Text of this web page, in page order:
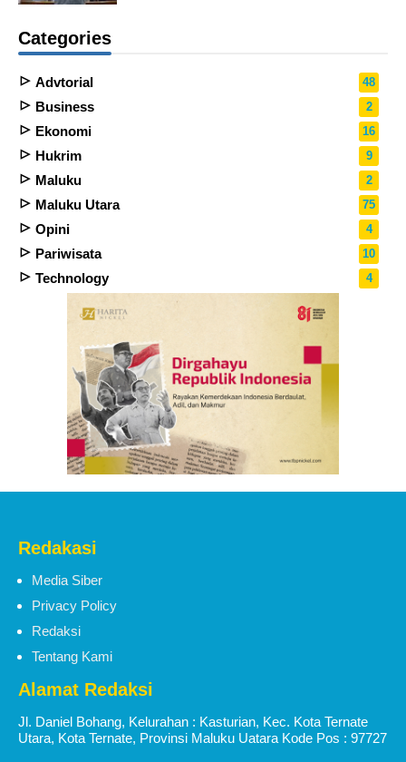
Categories
Advtorial 48
Business 2
Ekonomi 16
Hukrim 9
Maluku 2
Maluku Utara 75
Opini 4
Pariwisata 10
Technology 4
Redakasi
Media Siber
Privacy Policy
Redaksi
Tentang Kami
Alamat Redaksi
Jl. Daniel Bohang, Kelurahan : Kasturian, Kec. Kota Ternate
Utara, Kota Ternate, Provinsi Maluku Uatara Kode Pos : 97727